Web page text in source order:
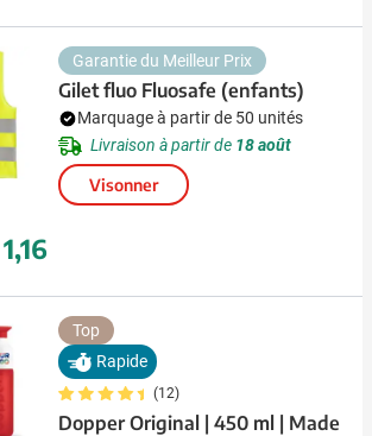
Prix spécial
1,16
Garantie du Meilleur Prix
Gilet fluo Fluosafe (enfants)
Marquage à partir de 50 unités
Livraison à partir de 18 août
Visonner
Top
Rapide
(12)
Dopper Original | 450 ml | Made